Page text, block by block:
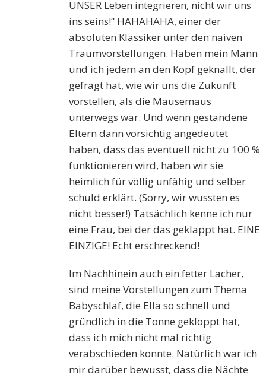
UNSER Leben integrieren, nicht wir uns
ins seins!“ HAHAHAHA, einer der
absoluten Klassiker unter den naiven
Traumvorstellungen. Haben mein Mann
und ich jedem an den Kopf geknallt, der
gefragt hat, wie wir uns die Zukunft
vorstellen, als die Mausemaus
unterwegs war. Und wenn gestandene
Eltern dann vorsichtig angedeutet
haben, dass das eventuell nicht zu 100 %
funktionieren wird, haben wir sie
heimlich für völlig unfähig und selber
schuld erklärt. (Sorry, wir wussten es
nicht besser!) Tatsächlich kenne ich nur
eine Frau, bei der das geklappt hat. EINE
EINZIGE! Echt erschreckend!
Im Nachhinein auch ein fetter Lacher,
sind meine Vorstellungen zum Thema
Babyschlaf, die Ella so schnell und
gründlich in die Tonne gekloppt hat,
dass ich mich nicht mal richtig
verabschieden konnte. Natürlich war ich
mir darüber bewusst, dass die Nächte